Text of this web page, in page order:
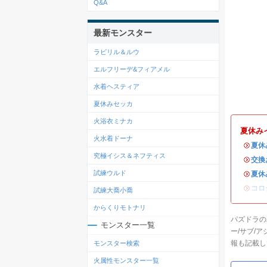
夏休み
・夏休
・交換
・夏休
・ コ
パズドラ
ー/サブ/ア
報も記載
Q&A
最新モンスター
ラビリル＆ルウ
エルフリーデ&フィアメル
水着ヘスティア
夏休みセッカ
火浴衣ミナカ
火水着ドーナ
究極イシス＆ネフティス
試練ウルド
試練大喬小喬
からくりモトナリ
モンスター一覧
モンスター検索
火属性モンスター一覧